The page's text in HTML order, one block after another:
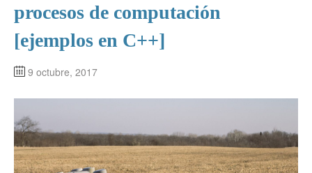
procesos de computación
[ejemplos en C++]
9 octubre, 2017